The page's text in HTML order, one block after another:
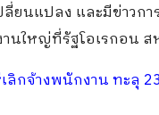
ยนแปลง และมีข่าวก
ใหญ่ที่รัฐโอเรกอน ส
กจ้างพนักงาน ทะลุ